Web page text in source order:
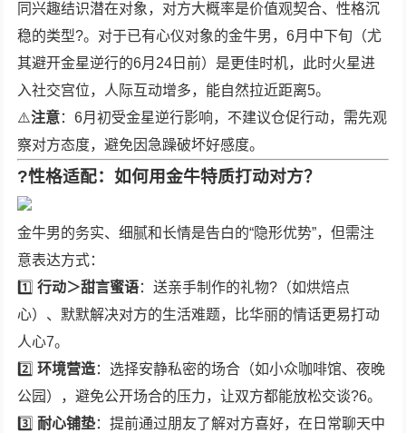
同兴趣结识潜在对象，对方大概率是价值观契合、性格沉
稳的类型?。对于已有心仪对象的金牛男，6月中下旬（尤
其避开金星逆行的6月24日前）是更佳时机，此时火星进
入社交宫位，人际互动增多，能自然拉近距离5。
⚠️注意：6月初受金星逆行影响，不建议仓促行动，需先观
察对方态度，避免因急躁破坏好感度。
?性格适配：如何用金牛特质打动对方？
金牛男的务实、细腻和长情是告白的“隐形优势”，但需注
意表达方式：
1️⃣行动＞甜言蜜语：送亲手制作的礼物?（如烘焙点
心）、默默解决对方的生活难题，比华丽的情话更易打动
人心7。
2️⃣环境营造：选择安静私密的场合（如小众咖啡馆、夜晚
公园），避免公开场合的压力，让双方都能放松交谈?6。
3️⃣ 耐心铺垫：提前通过朋友了解对方喜好，在日常聊天中